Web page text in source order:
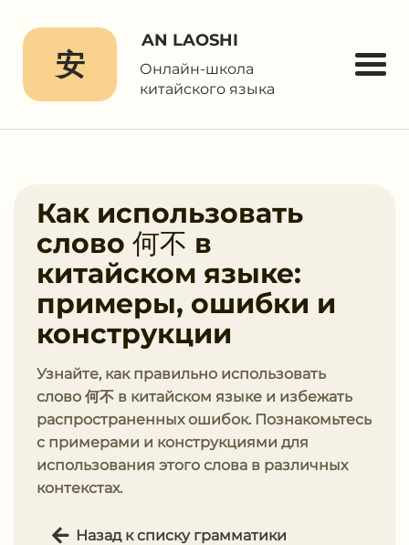
安
AN LAOSHI
Онлайн-школа
китайского языка
Как использовать
слово 何不 в
китайском языке:
примеры, ошибки и
конструкции
Узнайте, как правильно использовать
слово 何不 в китайском языке и избежать
распространенных ошибок. Познакомьтесь
с примерами и конструкциями для
использования этого слова в различных
контекстах.
Назад к списку грамматики